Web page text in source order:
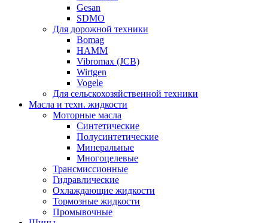
Gesan
SDMO
Для дорожной техники
Bomag
HAMM
Vibromax (JCB)
Wirtgen
Vogele
Для сельскохозяйственной техники
Масла и техн. жидкости
Моторные масла
Синтетические
Полусинтетические
Минеральные
Многоцелевые
Трансмиссионные
Гидравлические
Охлаждающие жидкости
Тормозные жидкости
Промывочные